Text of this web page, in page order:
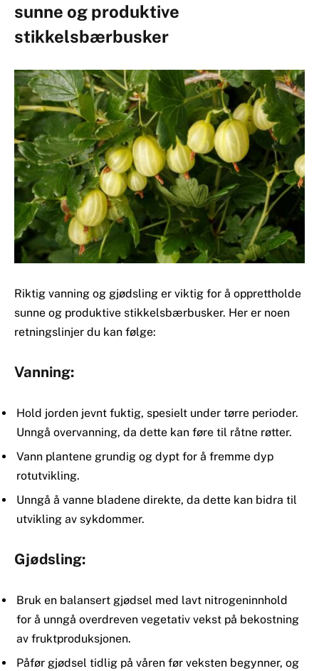
sunne og produktive
stikkelsbærbusker
Riktig vanning og gjødsling er viktig for å opprettholde
sunne og produktive stikkelsbærbusker. Her er noen
retningslinjer du kan følge:
Vanning:
Hold jorden jevnt fuktig, spesielt under tørre perioder.
Unngå overvanning, da dette kan føre til råtne røtter.
Vann plantene grundig og dypt for å fremme dyp
rotutvikling.
Unngå å vanne bladene direkte, da dette kan bidra til
utvikling av sykdommer.
Gjødsling:
Bruk en balansert gjødsel med lavt nitrogeninnhold
for å unngå overdreven vegetativ vekst på bekostning
av fruktproduksjonen.
Påfør gjødsel tidlig på våren før veksten begynner, og